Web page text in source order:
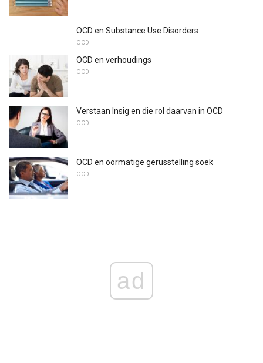
OCD en Substance Use Disorders
OCD
OCD en verhoudings
OCD
Verstaan ​​Insig en die rol daarvan in OCD
OCD
OCD en oormatige gerusstelling soek
OCD
ad